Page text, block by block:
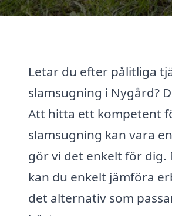
Letar du efter pålitliga
slamsugning i Nygård?
Att hitta ett kompetent
slamsugning kan vara
gör vi det enkelt för
kan du enkelt jämföra
det alternativ som